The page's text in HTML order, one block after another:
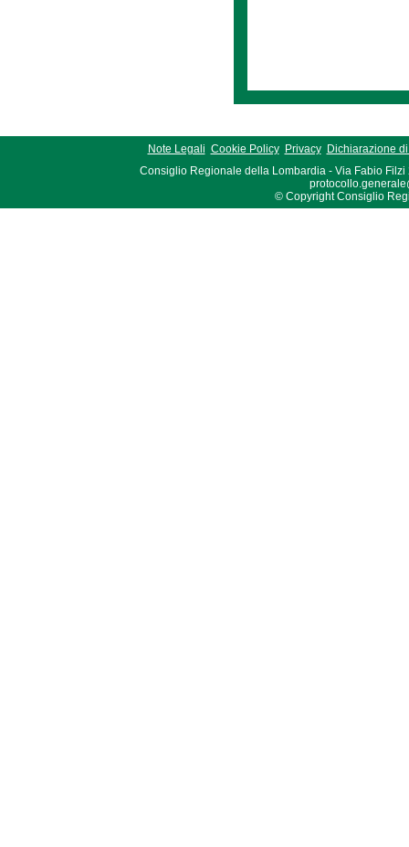
Note Legali Cookie Policy Privacy
Dichiarazione
Consiglio Regionale della Lombardia - Via Fabio Filzi
© Copyright Consiglio